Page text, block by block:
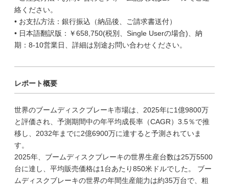
絡ください。
• お支払方法：銀行振込（納品後、ご請求書送付）
• 日本語翻訳版：￥658,750(税別、Single Userの場合)、納
期：8-10営業日、詳細は別途お問い合わせください。
レポート概要
世界のブームディスクブレーキ市場は、2025年に1億9800万
と評価され、予測期間中の年平均成長率（CAGR）3.5％で推
移し、2032年までに2億6900万に達すると予測されていま
す。
2025年、ブームディスクブレーキの世界生産台数は25万5500
台に達し、平均販売価格は1台あたり850米ドルでした。 ブー
ムディスクブレーキの世界の年間生産能力は約35万台で、粗